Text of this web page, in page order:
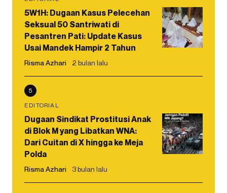
5W1H: Dugaan Kasus Pelecehan
Seksual 50 Santriwati di
Pesantren Pati: Update Kasus
Usai Mandek Hampir 2 Tahun
Risma Azhari 2 bulan lalu
5
EDITORIAL
Dugaan Sindikat Prostitusi Anak
di Blok M yang Libatkan WNA:
Dari Cuitan di X hingga ke Meja
Polda
Risma Azhari 3 bulan lalu